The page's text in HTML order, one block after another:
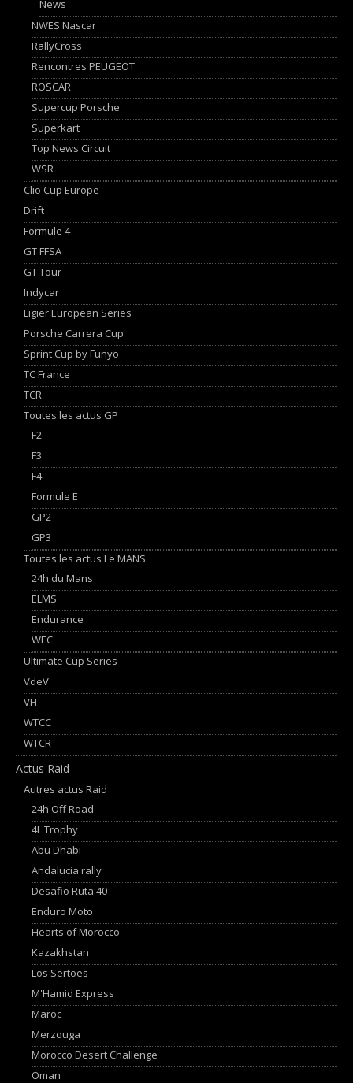
News
NWES Nascar
RallyCross
Rencontres PEUGEOT
ROSCAR
Supercup Porsche
Superkart
Top News Circuit
WSR
Clio Cup Europe
Drift
Formule 4
GT FFSA
GT Tour
Indycar
Ligier European Series
Porsche Carrera Cup
Sprint Cup by Funyo
TC France
TCR
Toutes les actus GP
F2
F3
F4
Formule E
GP2
GP3
Toutes les actus Le MANS
24h du Mans
ELMS
Endurance
WEC
Ultimate Cup Series
VdeV
VH
WTCC
WTCR
Actus Raid
Autres actus Raid
24h Off Road
4L Trophy
Abu Dhabi
Andalucia rally
Desafio Ruta 40
Enduro Moto
Hearts of Morocco
Kazakhstan
Los Sertoes
M'Hamid Express
Maroc
Merzouga
Morocco Desert Challenge
Oman